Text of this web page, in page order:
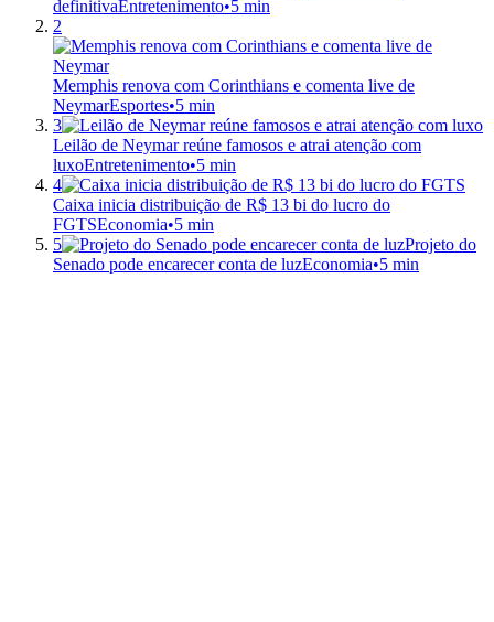
definitivaEntretenimento•5 min
2
Memphis renova com Corinthians e comenta live de
NeymarEsportes•5 min
3
Leilão de Neymar reúne famosos e atrai atenção com
luxoEntretenimento•5 min
4
Caixa inicia distribuição de R$ 13 bi do lucro do
FGTSEconomia•5 min
5
Projeto do
Senado pode encarecer conta de luzEconomia•5 min